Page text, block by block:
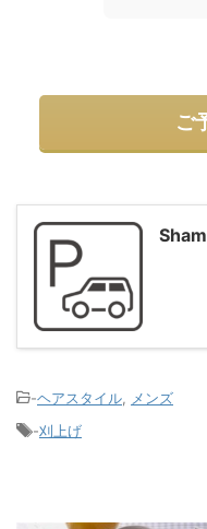
ご
-ヘアスタイル
メンズ
-刈上げ